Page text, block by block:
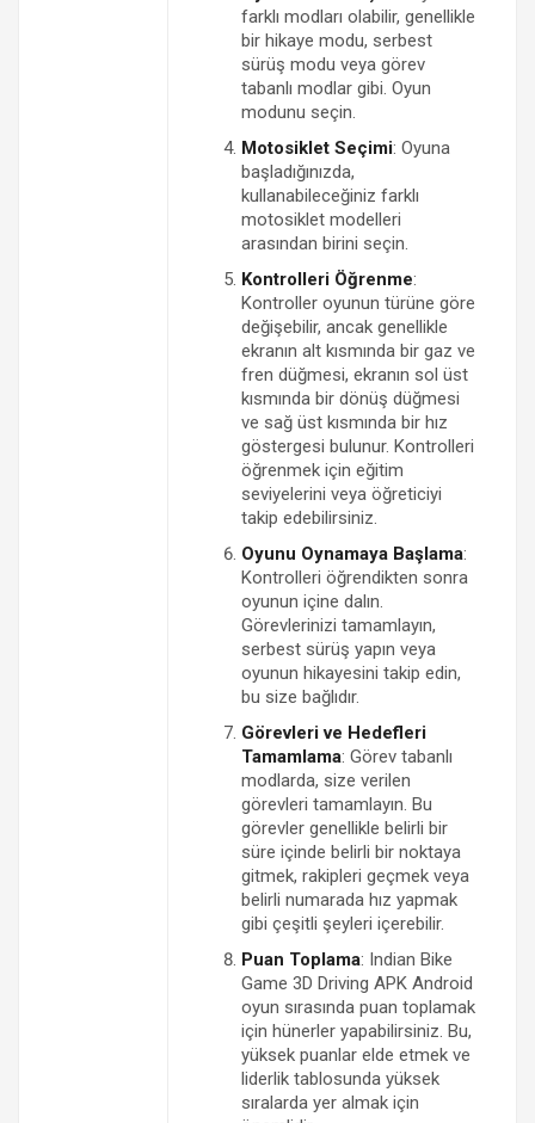
farklı modları olabilir, genellikle
bir hikaye modu, serbest
sürüş modu veya görev
tabanlı modlar gibi. Oyun
modunu seçin.
Motosiklet Seçimi: Oyuna
başladığınızda,
kullanabileceğiniz farklı
motosiklet modelleri
arasından birini seçin.
Kontrolleri Öğrenme:
Kontroller oyunun türüne göre
değişebilir, ancak genellikle
ekranın alt kısmında bir gaz ve
fren düğmesi, ekranın sol üst
kısmında bir dönüş düğmesi
ve sağ üst kısmında bir hız
göstergesi bulunur. Kontrolleri
öğrenmek için eğitim
seviyelerini veya öğreticiyi
takip edebilirsiniz.
Oyunu Oynamaya Başlama:
Kontrolleri öğrendikten sonra
oyunun içine dalın.
Görevlerinizi tamamlayın,
serbest sürüş yapın veya
oyunun hikayesini takip edin,
bu size bağlıdır.
Görevleri ve Hedefleri
Tamamlama: Görev tabanlı
modlarda, size verilen
görevleri tamamlayın. Bu
görevler genellikle belirli bir
süre içinde belirli bir noktaya
gitmek, rakipleri geçmek veya
belirli numarada hız yapmak
gibi çeşitli şeyleri içerebilir.
Puan Toplama: Indian Bike
Game 3D Driving APK Android
oyun sırasında puan toplamak
için hünerler yapabilirsiniz. Bu,
yüksek puanlar elde etmek ve
liderlik tablosunda yüksek
sıralarda yer almak için